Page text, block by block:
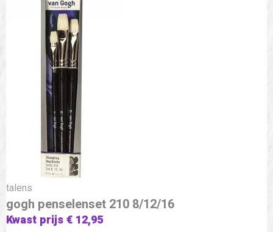
talens
gogh penselenset 210 8/12/16
Kwast prijs € 12,95